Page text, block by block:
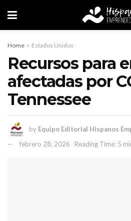
Home Estados Unidos
Recursos para
afectadas por
Tennessee
by Equipo Editorial Hispanos
febrero 28, 2026
Reading Time: 5